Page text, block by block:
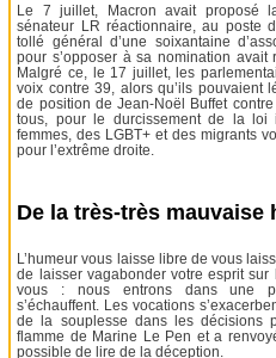
Le 7 juillet, Macron avait proposé
sénateur LR réactionnaire, au poste
tollé général d’une soixantaine
pour s’opposer à sa nomination
Malgré ce, le 17 juillet, les
voix contre 39, alors qu’ils pouvaient
de position de Jean-Noël Buffet
tous, pour le durcissement de la loi
femmes, des LGBT+ et des migrants
pour l’extrême droite.
De la très-très mauvaise
L’humeur vous laisse libre de vous
de laisser vagabonder votre esprit sur
vous : nous entrons dans une
s’échauffent. Les vocations
de la souplesse dans les décisions
flamme de Marine Le Pen et a
possible de lire de la déception.